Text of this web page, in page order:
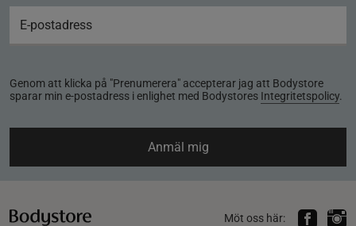
Genom att klicka på "Prenumerera" accepterar jag att Bodystore
sparar min e-postadress i enlighet med Bodystores Integritetspolicy.
Anmäl mig
Möt oss här: